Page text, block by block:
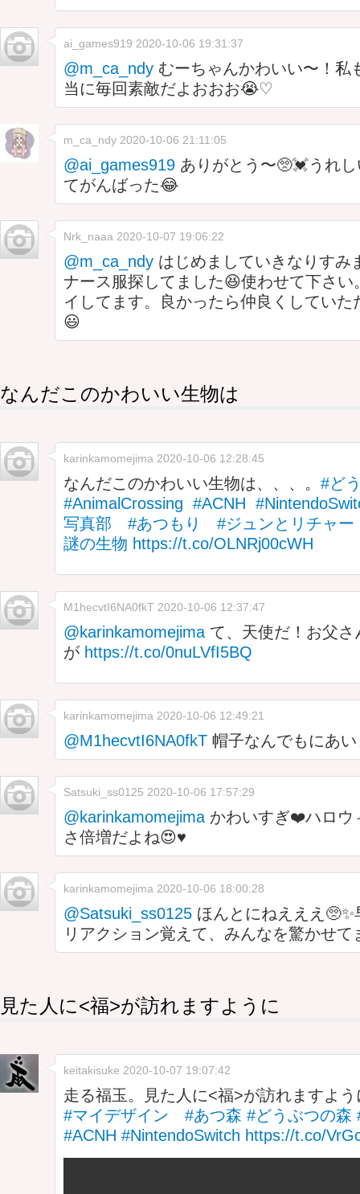
ai_games919 2020-10-06 19:31:37
@m_ca_ndy むーちゃんかわいい〜！
当に毎回素敵だよおおお😭♡
m_ca_ndy 2020-10-06 21:11:05
@ai_games919 ありがとう〜🥺💓うれ
てがんばった😂
Nrk_naaa 2020-10-07 19:06:22
@m_ca_ndy はじめましていきなりすみ
ナース服探してました😆使わせて下さい
イしてます。良かったら仲良くしていた
😃
なんだこのかわいい生物は
karinkamomejima 2020-10-06 12:28:45
なんだこのかわいい生物は、、、。 #ど
#AnimalCrossing #ACNH
写真部
#あつもり
#ジュンとリチャ
謎の生物 https://t.co/OLNRj00cWH
M1hecvtI6NA0fkT 2020-10-06 12:37:47
@karinkamomejima て、天使だ！お父
が https://t.co/0nuLVfI5BQ
karinkamomejima 2020-10-06 12:49:21
@M1hecvtI6NA0fkT 帽子なんでもにあ
Satsuki_ss0125 2020-10-06 17:57:29
@karinkamomejima かわいすぎ❤️ハロウ
さ倍増だよね😍♥️
karinkamomejima 2020-10-06 18:00:28
@Satsuki_ss0125 ほんとにねえええ
リアクション覚えて、みんなを驚かせ
見た人に<福>が訪れますように
keitakisuke 2020-10-07 19:07:42
走る福玉。見た人に<福>が訪れますよ
#マイデザイン
#あつ森 #どうぶつの森
#ACNH #NintendoSwitch https://t.co/